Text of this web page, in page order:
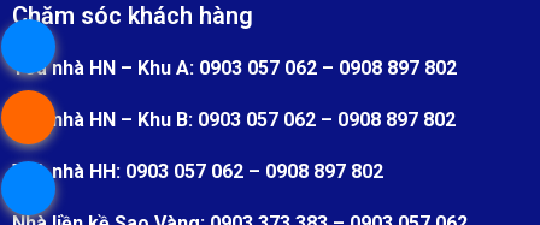
Chăm sóc khách hàng
Toà nhà HN – Khu A: 0903 057 062 – 0908 897 802
Toà nhà HN – Khu B: 0903 057 062 – 0908 897 802
Toà nhà HH: 0903 057 062 – 0908 897 802